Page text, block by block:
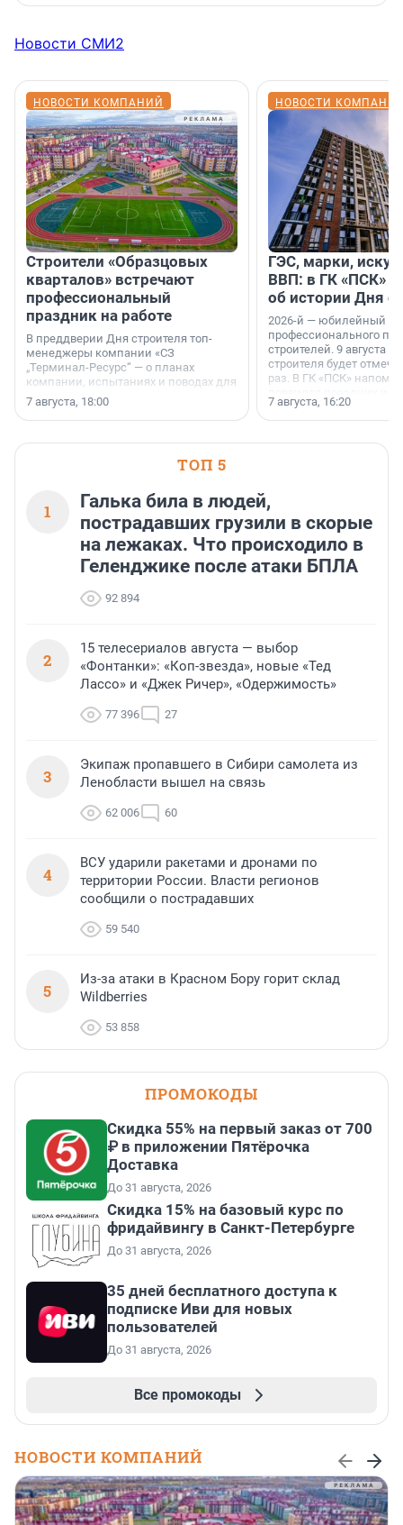
Новости СМИ2
НОВОСТИ КОМПАНИЙ
Строители «Образцовых
кварталов» встречают
профессиональный
праздник на работе
В преддверии Дня строителя топ-
менеджеры компании «СЗ
„Терминал-Ресурс“ — о планах
компании, испытаниях и поводах для
осторожного оптимизма.
7 августа, 18:00
НОВОСТИ
ГЭС, марки,
ВВП: в ГК «ПСК»
об истории Дня
2026-й — юбилейный
профессионального
строителей. 9 августа
строителя будет
раз. В ГК «ПСК»
поменялась роль
7 августа, 16:20
ТОП 5
1
Галька била в людей,
пострадавших грузили в скорые
на лежаках. Что происходило в
Геленджике после атаки БПЛА
92 894
2
15 телесериалов августа — выбор
«Фонтанки»: «Коп-звезда», новые «Тед
Лассо» и «Джек Ричер», «Одержимость»
77 396 27
3
Экипаж пропавшего в Сибири самолета из
Ленобласти вышел на связь
62 006 60
4
ВСУ ударили ракетами и дронами по
территории России. Власти регионов
сообщили о пострадавших
59 540
5
Из-за атаки в Красном Бору горит склад
Wildberries
53 858
ПРОМОКОДЫ
Скидка 55% на первый заказ от 700
₽ в приложении Пятёрочка
Доставка
До 31 августа, 2026
Скидка 15% на базовый курс по
фридайвингу в Санкт-Петербурге
До 31 августа, 2026
35 дней бесплатного доступа к
подписке Иви для новых
пользователей
До 31 августа, 2026
Все промокоды
НОВОСТИ КОМПАНИЙ